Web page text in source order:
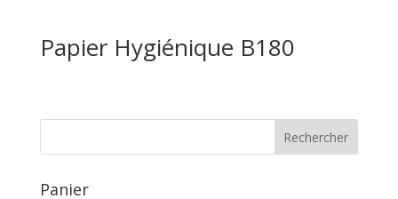
Papier Hygiénique B180
Panier